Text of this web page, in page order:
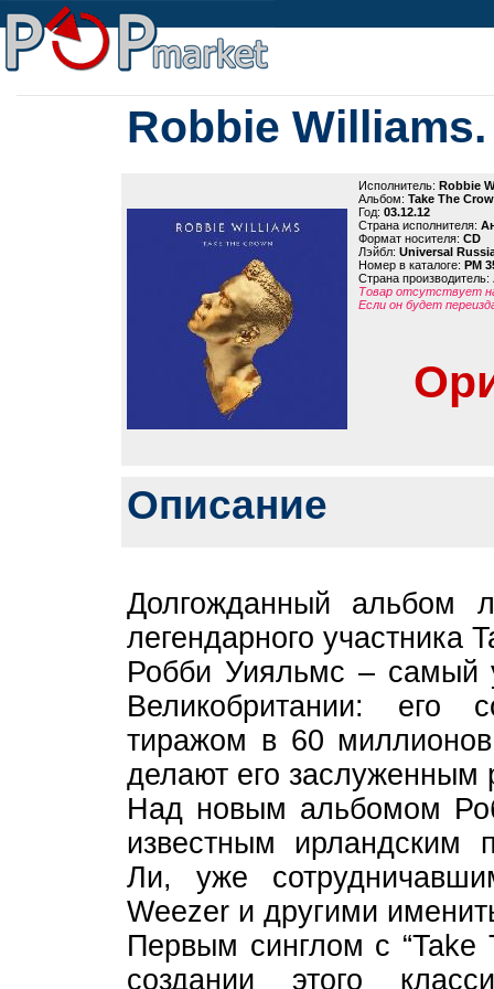
Robbie
Исполнитель: Robbie
Альбом: Take The
Год: 03.12.12
Страна исполнителя:
Формат носителя: CD
Лэйбл: Universal
Номер в каталоге: PM
Страна производитель:
Товар отсутствует
Если он будет
Описание
Долгожданный альбом
легендарного участника
Робби Уияльмс – самый
Великобритании: его
тиражом в 60
делают его заслуженным
Над новым альбомом
известным ирландским
Ли, уже
Weezer и другими
Первым синглом с “Take
создании этого